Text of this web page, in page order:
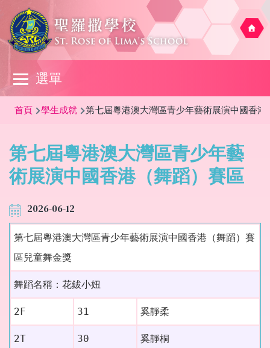
移至主內容
選單
Main
navigation
導
連
結
首頁 學生成就 第七屆粵港澳大灣區青少年藝術展演中國香港
第七屆粵港澳大灣區青少年藝
術展演中國香港（舞蹈）賽區
2026-06-12
第七屆粵港澳大灣區青少年藝術展演中國香港（舞蹈）賽
區兒童舞金獎
舞蹈名稱：花鈸小妞
2F 31 奚靜柔
2T 30 奚靜桐